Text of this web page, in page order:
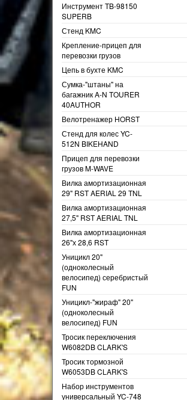
Инструмент TB-98150
SUPERB
Стенд KMC
Крепление-прицеп для
перевозки грузов
Цепь в бухте KMC
Сумка-"штаны" на
багажник A-N TOURER
40AUTHOR
Велотренажер HORST
Стенд для колес YC-
512N BIKEHAND
Прицеп для перевозки
грузов M-WAVE
Вилка амортизационная
29" RST AERIAL 29 TNL
Вилка амортизационная
27,5" RST AERIAL TNL
Вилка амортизационная
26"х 28,6 RST
Уницикл 20"
(одноколесный
велосипед) серебристый
FUN
Уницикл-"жираф" 20"
(одноколесный
велосипед) FUN
Тросик переключения
W6082DB CLARK'S
Тросик тормозной
W6053DB CLARK'S
Набор инструментов
универсальный YC-748